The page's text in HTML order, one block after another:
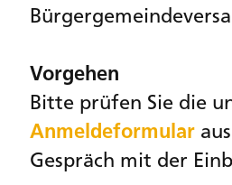
Vorgehen
Bitte prüfen Sie die
Anmeldeformular
Gespräch mit der